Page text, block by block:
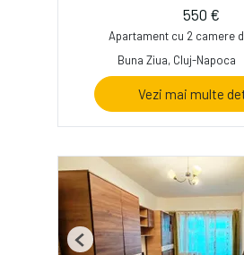
550 €
Apartament cu 2 camere
Buna Ziua, Cluj-Napoca
Vezi mai multe
Previous